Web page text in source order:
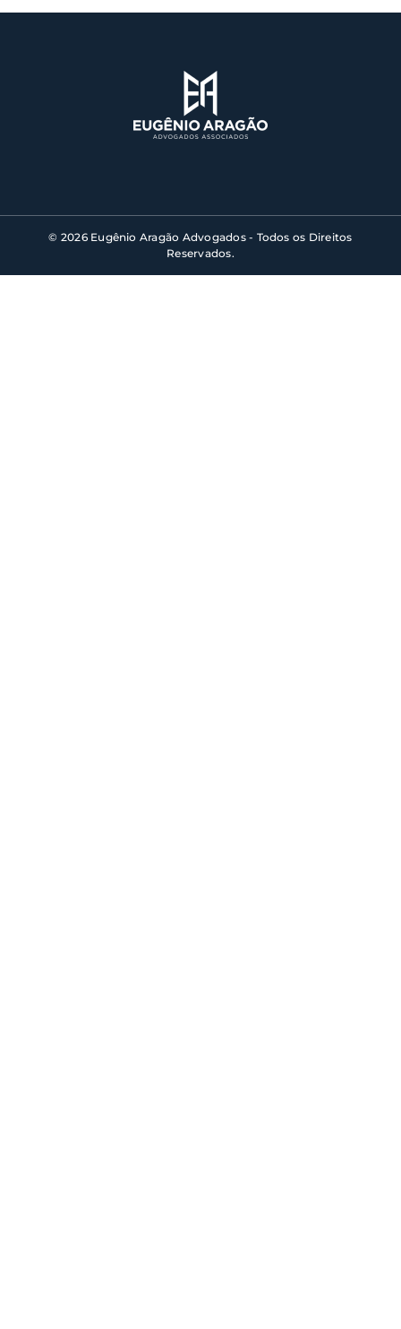
© 2026 Eugênio Aragão Advogados - Todos os Direitos
Reservados.